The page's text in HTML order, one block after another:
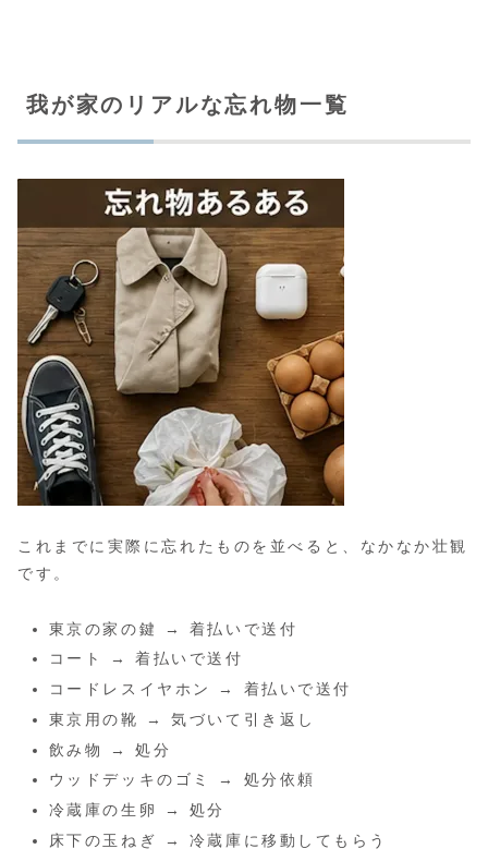
我が家のリアルな忘れ物一覧
これまでに実際に忘れたものを並べると、なかなか壮観
です。
東京の家の鍵 → 着払いで送付
コート → 着払いで送付
コードレスイヤホン → 着払いで送付
東京用の靴 → 気づいて引き返し
飲み物 → 処分
ウッドデッキのゴミ → 処分依頼
冷蔵庫の生卵 → 処分
床下の玉ねぎ → 冷蔵庫に移動してもらう